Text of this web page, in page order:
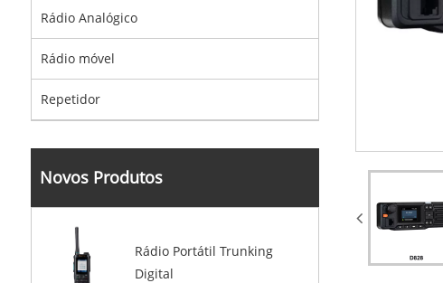
Rádio Analógico
Rádio móvel
Repetidor
Novos Produtos
Rádio Portátil Trunking
Digital